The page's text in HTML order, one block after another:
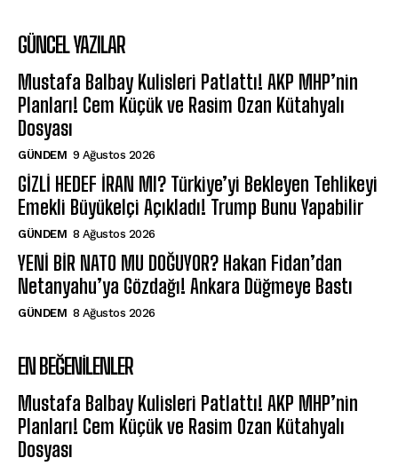
GÜNCEL YAZILAR
Mustafa Balbay Kulisleri Patlattı! AKP MHP’nin
Planları! Cem Küçük ve Rasim Ozan Kütahyalı
Dosyası
GÜNDEM 9 Ağustos 2026
GİZLİ HEDEF İRAN MI? Türkiye’yi Bekleyen Tehlikeyi
Emekli Büyükelçi Açıkladı! Trump Bunu Yapabilir
GÜNDEM 8 Ağustos 2026
YENİ BİR NATO MU DOĞUYOR? Hakan Fidan’dan
Netanyahu’ya Gözdağı! Ankara Düğmeye Bastı
GÜNDEM 8 Ağustos 2026
EN BEĞENILENLER
Mustafa Balbay Kulisleri Patlattı! AKP MHP’nin
Planları! Cem Küçük ve Rasim Ozan Kütahyalı
Dosyası